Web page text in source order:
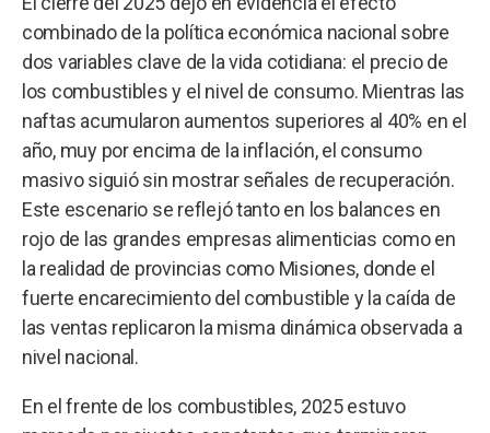
combinado de la política económica nacional sobre
dos variables clave de la vida cotidiana: el precio de
los combustibles y el nivel de consumo. Mientras las
naftas acumularon aumentos superiores al 40% en el
año, muy por encima de la inflación, el consumo
masivo siguió sin mostrar señales de recuperación.
Este escenario se reflejó tanto en los balances en
rojo de las grandes empresas alimenticias como en
la realidad de provincias como Misiones, donde el
fuerte encarecimiento del combustible y la caída de
las ventas replicaron la misma dinámica observada a
nivel nacional.
En el frente de los combustibles, 2025 estuvo